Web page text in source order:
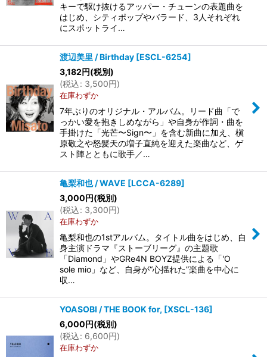
キーで駆け抜けるアッパー・チューンの表題曲を
はじめ、シティポップやバラード、3人それぞれ
にスポットライ…
渡辺美里 / Birthday [ESCL-6254]
3,182円(税別)
(税込: 3,500円)
在庫わずか
7年ぶりのオリジナル・アルバム。リード曲「で
っかい愛を抱きしめながら」や自身が作詞・曲を
手掛けた「光芒〜Sign〜」を含む新曲に加え、槇
原敬之や怒髪天の増子直純を迎えた楽曲など、ゲ
スト陣とともに歌手／…
亀梨和也 / WAVE [LCCA-6289]
3,000円(税別)
(税込: 3,300円)
在庫わずか
亀梨和也の1stアルバム。タイトル曲をはじめ、自
身主演ドラマ『ストーブリーグ』の主題歌
「Diamond」やGRe4N BOYZ提供による「'O
sole mio」など、自身が“心揺れた”楽曲を中心に
収…
YOASOBI / THE BOOK for, [XSCL-136]
6,000円(税別)
(税込: 6,600円)
在庫わずか